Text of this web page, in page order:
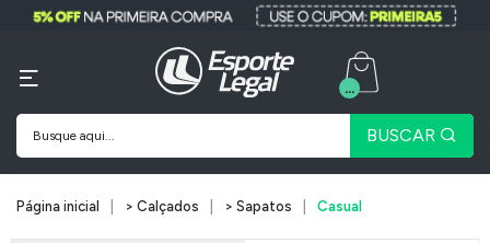
BUSCAR
...
Página inicial > Calçados > Sapatos Casual